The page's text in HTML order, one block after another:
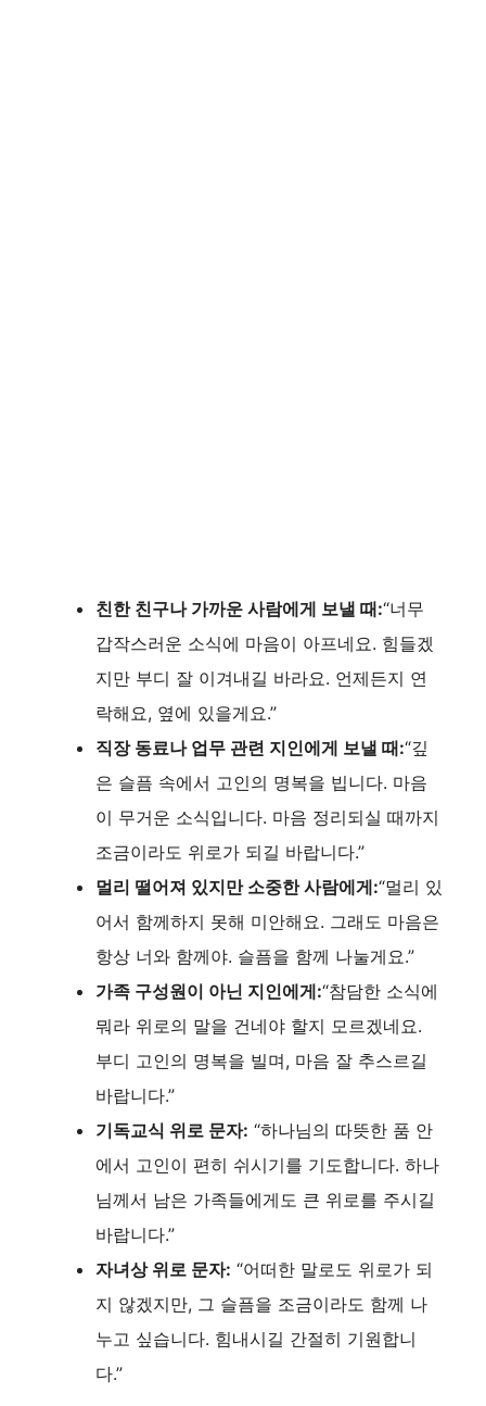
친한 친구나 가까운 사람에게 보낼 때:“너무
갑작스러운 소식에 마음이 아프네요. 힘들겠
지만 부디 잘 이겨내길 바라요. 언제든지 연
락해요, 옆에 있을게요.”
직장 동료나 업무 관련 지인에게 보낼 때:“깊
은 슬픔 속에서 고인의 명복을 빕니다. 마음
이 무거운 소식입니다. 마음 정리되실 때까지
조금이라도 위로가 되길 바랍니다.”
멀리 떨어져 있지만 소중한 사람에게:“멀리 있
어서 함께하지 못해 미안해요. 그래도 마음은
항상 너와 함께야. 슬픔을 함께 나눌게요.”
가족 구성원이 아닌 지인에게:“참담한 소식에
뭐라 위로의 말을 건네야 할지 모르겠네요.
부디 고인의 명복을 빌며, 마음 잘 추스르길
바랍니다.”
기독교식 위로 문자: “하나님의 따뜻한 품 안
에서 고인이 편히 쉬시기를 기도합니다. 하나
님께서 남은 가족들에게도 큰 위로를 주시길
바랍니다.”
자녀상 위로 문자: “어떠한 말로도 위로가 되
지 않겠지만, 그 슬픔을 조금이라도 함께 나
누고 싶습니다. 힘내시길 간절히 기원합니
다.”